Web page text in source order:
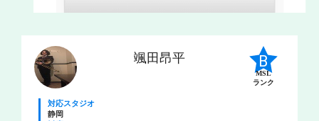
颯田昂平
MSL
ランク
対応スタジオ
静岡